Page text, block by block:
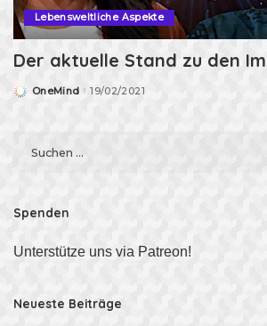
Lebensweltliche Aspekte
Der aktuelle Stand zu den
PostedOneMind 19/02/2021
Spenden
Unterstütze uns via Patreon!
Neueste Beiträge